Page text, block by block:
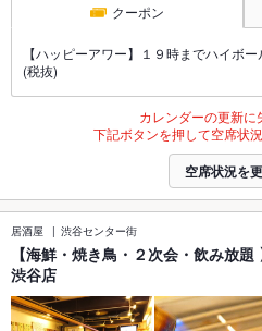
クーポン
【ハッピーアワー】１９時までハイボ
(税抜)
カレンダーの更新に
下記ボタンを押して空席状
空席状況を
居酒屋 渋谷センター街
【海鮮・焼き鳥・２次会・飲み放
渋谷店